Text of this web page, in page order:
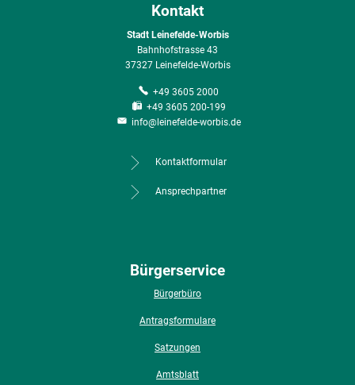
Kontakt
Stadt Leinefelde-Worbis
Bahnhofstrasse 43
37327 Leinefelde-Worbis
+49 3605 2000
+49 3605 200-199
info@leinefelde-worbis.de
Kontaktformular
Ansprechpartner
Bürgerservice
Bürgerbüro
Antragsformulare
Satzungen
Amtsblatt